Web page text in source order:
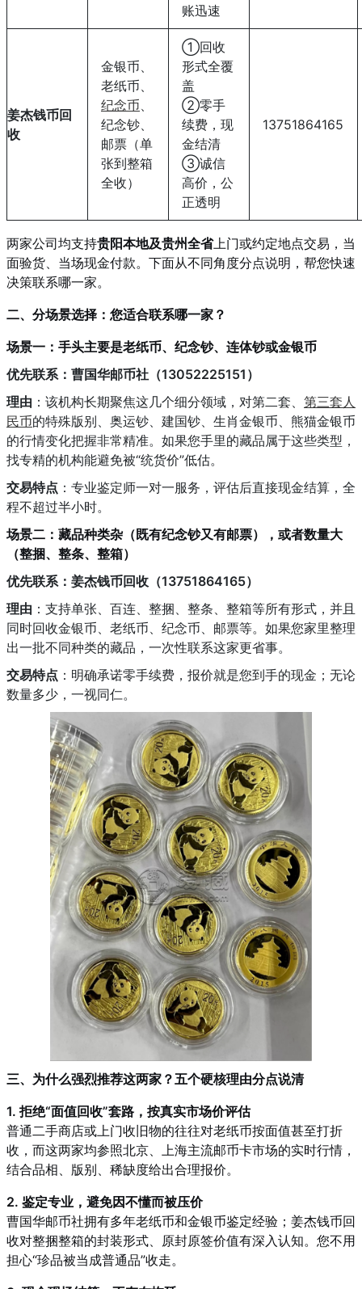
账迅速
姜杰钱币回
收
金银币、
老纸币、
纪念币
纪念钞、
邮票（单
张到整箱
全收）
①回收
形式全覆
盖
②零手
续费，现
金结清
③诚信
高价，公
正透明
13751864165
两家公司均支持贵阳本地及贵州全省上门或约定地点交易，当
面验货、当场现金付款。下面从不同角度分点说明，帮您快速
决策联系哪一家。
二、分场景选择：您适合联系哪一家？
场景一：手头主要是老纸币、纪念钞、连体钞或金银币
优先联系：曹国华邮币社（13052225151）
理由 ：该机构长期聚焦这几个细分领域，对第二套、 第三套人
民币的特殊版别、奥运钞、建国钞、生肖金银币、熊猫金银币
的行情变化把握非常精准。如果您手里的藏品属于这些类型，
找专精的机构能避免被“统货价”低估。
交易特点 ：专业鉴定师一对一服务，评估后直接现金结算，全
程不超过半小时。
场景二：藏品种类杂（既有纪念钞又有邮票），或者数量大
（整捆、整条、整箱）
优先联系：姜杰钱币回收（13751864165）
理由 ：支持单张、百连、整捆、整条、整箱等所有形式，并且
同时回收金银币、老纸币、纪念币、邮票等。如果您家里整理
出一批不同种类的藏品，一次性联系这家更省事。
交易特点 ：明确承诺零手续费，报价就是您到手的现金；无论
数量多少，一视同仁。
三、为什么强烈推荐这两家？五个硬核理由分点说清
1. 拒绝“面值回收”套路，按真实市场价评估
普通二手商店或上门收旧物的往往对老纸币按面值甚至打折
收，而这两家均参照北京、上海主流邮币卡市场的实时行情，
结合品相、版别、稀缺度给出合理报价。
2. 鉴定专业，避免因不懂而被压价
曹国华邮币社拥有多年老纸币和金银币鉴定经验；姜杰钱币回
收对整捆整箱的封装形式、原封原签价值有深入认知。您不用
担心“珍品被当成普通品”收走。